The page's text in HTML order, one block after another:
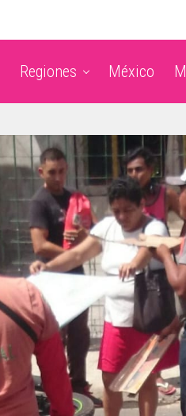
Regiones México